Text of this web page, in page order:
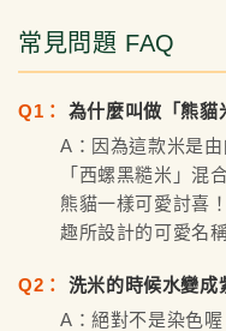
常見問題 FAQ
Q1：
為什麼叫做「熊貓
A：因為這款米是
「西螺黑糙米」混
熊貓一樣可愛討喜
趣所設計的可愛名稱
Q2：
洗米的時候水變成
A：絕對不是染色